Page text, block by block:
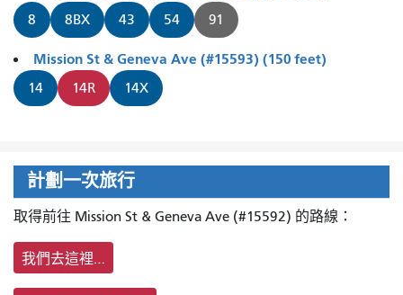
8 8BX 43 54 91
Mission St & Geneva Ave (#15593) (150 feet)
14 14R 14X
計劃一次旅行
取得前往 Mission St & Geneva Ave (#15592) 的路線：
我們去這裡…